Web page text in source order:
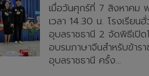
เมื่อวันศุกร์ที่ 7 สิงหาคม
เวลา 14.30 น. โรงเรียนฮั่
อุบลราชธานี 2 จัดพิธีเปิด
อบรมภาษาจีนสำหรับข้าร
อุบลราชธานี ครั้ง...